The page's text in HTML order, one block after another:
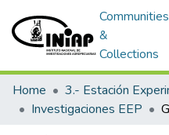
Communities
&
Collections
Home
Investigaciones EEP